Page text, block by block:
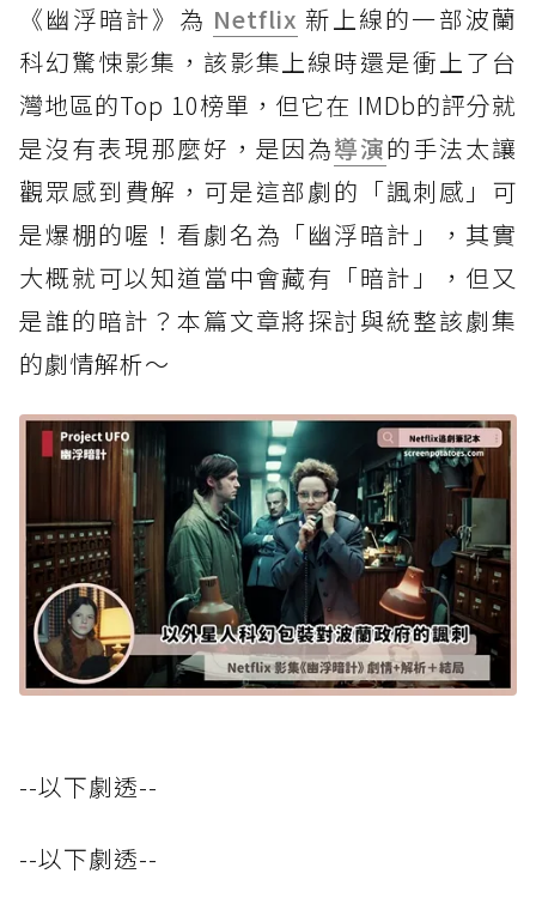
《幽浮暗計》為 Netflix 新上線的一部波蘭
科幻驚悚影集，該影集上線時還是衝上了台
灣地區的Top 10榜單，但它在 IMDb的評分就
是沒有表現那麼好，是因為導演的手法太讓
觀眾感到費解，可是這部劇的「諷刺感」可
是爆棚的喔！看劇名為「幽浮暗計」，其實
大概就可以知道當中會藏有「暗計」，但又
是誰的暗計？本篇文章將探討與統整該劇集
的劇情解析～
--以下劇透--
--以下劇透--